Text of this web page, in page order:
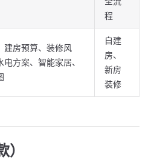
程
建房预算、装修风
电方案、智能家居、
自建
房、
新房
装修